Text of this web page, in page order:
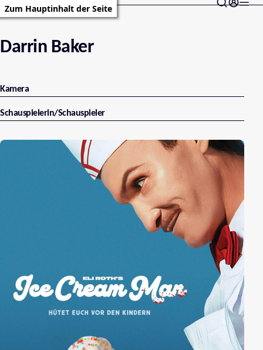
Zum Hauptinhalt der Seite
Darrin Baker
Kamera
Schauspielerin/Schauspieler